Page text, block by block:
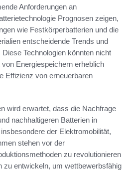
Anforderungen an
Prognosen zeigen,
wie Festkörperbatterien und die
entscheidende Trends und
Technologien könnten nicht
Energiespeichern erheblich
Effizienz von erneuerbaren
wird erwartet, dass die Nachfrage
nachhaltigeren Batterien in
der Elektromobilität,
stehen vor der
zu revolutionieren
zu entwickeln, um wettbewerbsfähig